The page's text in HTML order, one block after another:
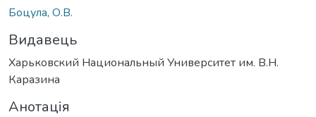
Боцула, О.В.
Видавець
Харьковский Национальный Университет им. В.Н.
Каразина
Анотація